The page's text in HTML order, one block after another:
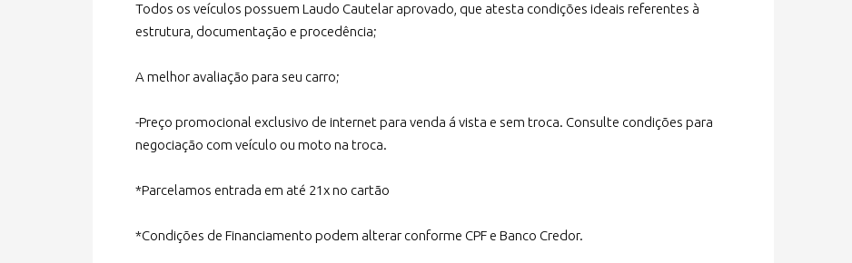
Todos os veículos possuem Laudo Cautelar aprovado, que atesta condições ideais referentes à
estrutura, documentação e procedência;
A melhor avaliação para seu carro;
-Preço promocional exclusivo de internet para venda á vista e sem troca. Consulte condições para
negociação com veículo ou moto na troca.
*Parcelamos entrada em até 21x no cartão
*Condições de Financiamento podem alterar conforme CPF e Banco Credor.